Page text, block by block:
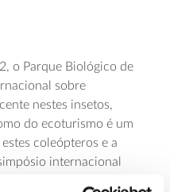
o Parque Biológico de
sobre
nestes insetos,
do ecoturismo é um
coleópteros e a
internacional